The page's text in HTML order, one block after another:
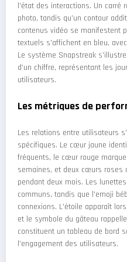
l'état des interactions. Un carré
photo, tandis qu'un contour
contenus vidéo se manifestent
textuels s'affichent en bleu,
Le système Snapstreak
d'un chiffre, représentant les
utilisateurs.
Les métriques de
Les relations entre utilisateurs
spécifiques. Le cœur jaune
fréquents, le cœur rouge
semaines, et deux cœurs roses
pendant deux mois. Les
communs, tandis que l'emoji
connexions. L'étoile apparaît
et le symbole du gâteau
constituent un tableau de bord
l'engagement des utilisateurs.